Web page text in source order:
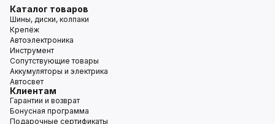
Каталог товаров
Шины, диски, колпаки
Крепёж
Автоэлектроника
Инструмент
Сопутствующие товары
Аккумуляторы и электрика
Автосвет
Клиентам
Гарантии и возврат
Бонусная программа
Подарочные сертификаты